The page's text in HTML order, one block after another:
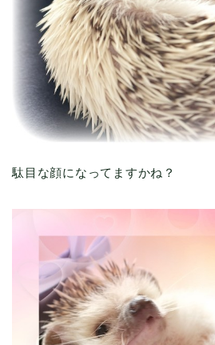
駄目な顔になってますかね？